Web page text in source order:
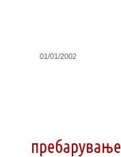
01/01/2002
пребарување